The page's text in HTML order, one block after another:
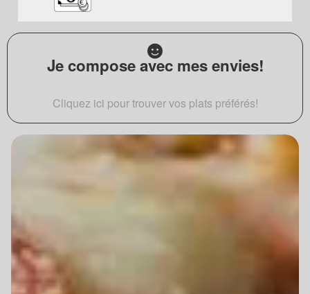
Je compose avec mes envies!
Cliquez ici pour trouver vos plats préférés!